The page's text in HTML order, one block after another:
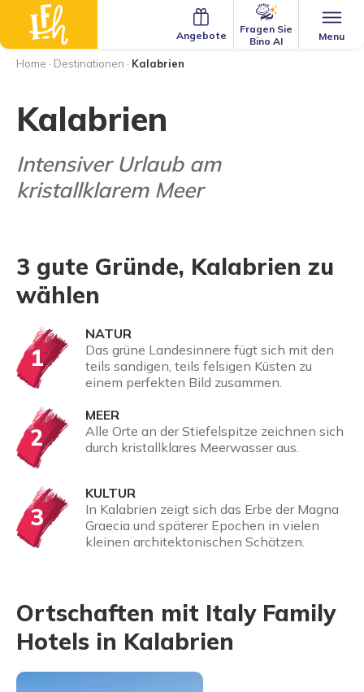
Menu
Fragen Sie
Bino AI
Angebote
Home · Destinationen · Kalabrien
Kalabrien
Intensiver Urlaub am
kristallklarem Meer
3 gute Gründe, Kalabrien zu
wählen
1
NATUR
Das grüne Landesinnere fügt sich mit den
teils sandigen, teils felsigen Küsten zu
einem perfekten Bild zusammen.
2
MEER
Alle Orte an der Stiefelspitze zeichnen sich
durch kristallklares Meerwasser aus.
3
KULTUR
In Kalabrien zeigt sich das Erbe der Magna
Graecia und späterer Epochen in vielen
kleinen architektonischen Schätzen.
Ortschaften mit Italy Family
Hotels in Kalabrien